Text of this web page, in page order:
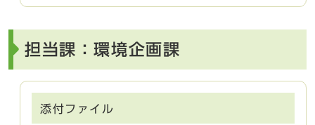
担当課：環境企画課
添付ファイル